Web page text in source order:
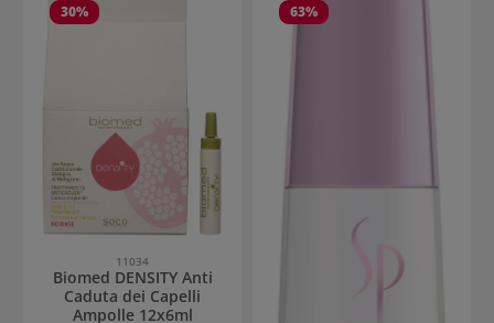
30%
11034
Biomed DENSITY Anti
Caduta dei Capelli
Ampolle 12x6ml
63%